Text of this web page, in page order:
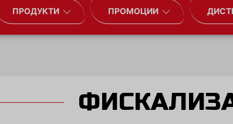
ПРОДУКТИ ПРОМОЦИИ